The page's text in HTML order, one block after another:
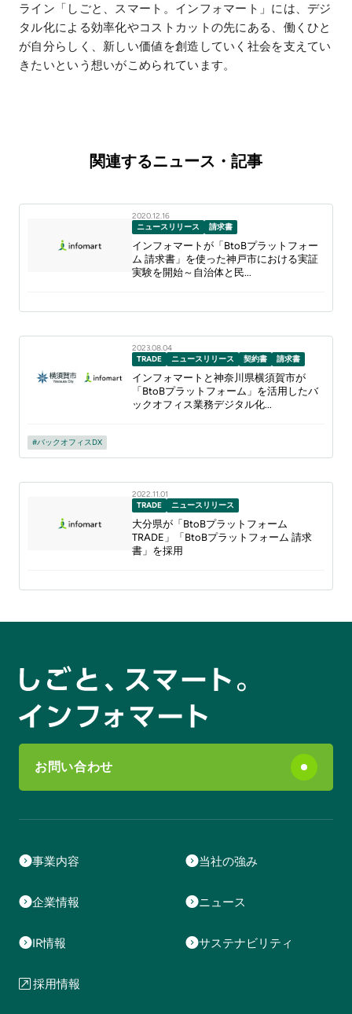
ライン「しごと、スマート。インフォマート」には、デジ
タル化による効率化やコストカットの先にある、働くひと
が自分らしく、新しい価値を創造していく社会を支えてい
きたいという想いがこめられています。
関連するニュース・記事
2020.12.16
ニュースリリース
請求書
インフォマートが「BtoBプラットフォー
ム 請求書」を使った神戸市における実証
実験を開始～自治体と民...
2023.08.04
TRADE
ニュースリリース 契約書 請求書
インフォマートと神奈川県横須賀市が
「BtoBプラットフォーム」を活用したバ
ックオフィス業務デジタル化...
バックオフィスDX
2022.11.01
TRADE
ニュースリリース
大分県が「BtoBプラットフォーム
TRADE」「BtoBプラットフォーム 請求
書」を採用
お問い合わせ
事業内容 当社の強み
企業情報 ニュース
IR情報 サステナビリティ
採用情報